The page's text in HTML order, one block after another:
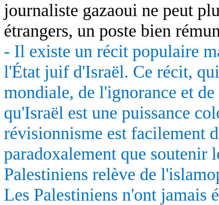
journaliste gazaoui ne peut
étrangers, un poste bien
- Il existe un récit populaire
l'État juif d'Israël. Ce récit,
mondiale, de l'ignorance et
qu'Israël est une puissance
révisionnisme est facilement
paradoxalement que soutenir
Palestiniens relève de
Les Palestiniens n'ont jamais